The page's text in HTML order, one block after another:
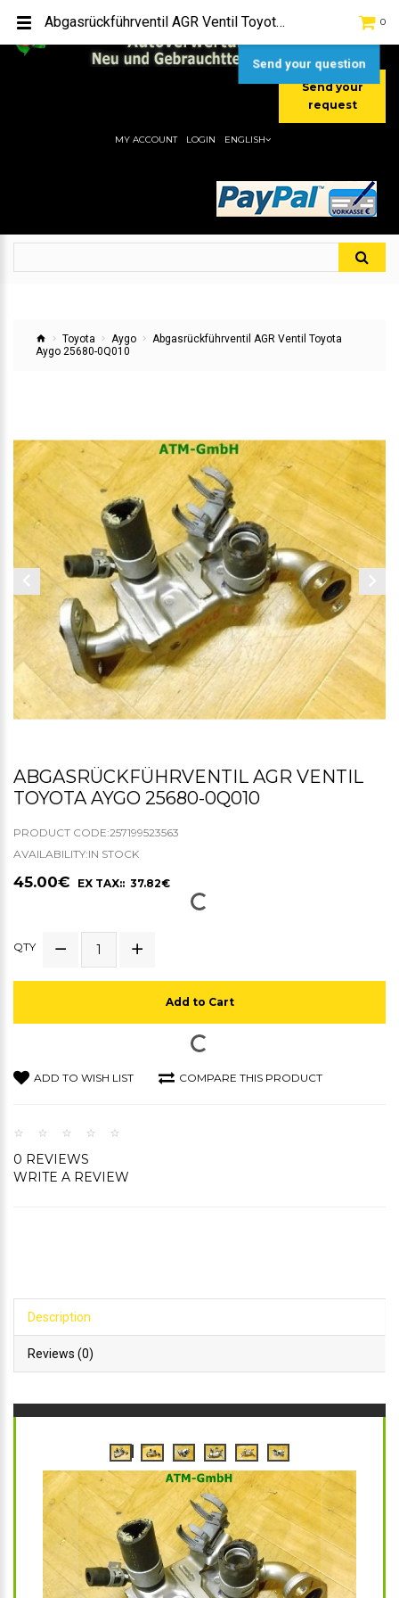
[+49] (0) 2232-5205
[+49] (0) 177 / 4080033
Send your
request
0
MY ACCOUNT LOGIN ENGLISH
Toyota Aygo
Abgasrückführventil AGR Ventil Toyota
Aygo 25680-0Q010
ABGASRÜCKFÜHRVENTIL AGR VENTIL
TOYOTA AYGO 25680-0Q010
PRODUCT CODE:257199523563
AVAILABILITY:IN STOCK
45.00€ EX TAX:: 37.82€
QTY
Add to Cart
ADD TO WISH LIST COMPARE THIS PRODUCT
0 REVIEWS
WRITE A REVIEW
Description
Reviews (0)
Abgasrückführventil AGR Ventil Toyota Aygo 25680-0Q010
Send your question